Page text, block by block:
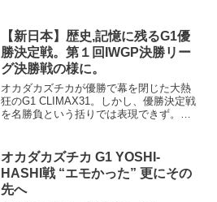
【新日本】歴史,記憶に残るG1優
勝決定戦。第１回IWGP決勝リー
グ決勝戦の様に。
オカダカズチカが優勝で幕を閉じた大熱
狂のG1 CLIMAX31。しかし、優勝決定戦
を名勝負という括りでは表現できず。色
オカダカズチカ G1 YOSHI-
HASHI戦 “エモかった” 更にその
先へ